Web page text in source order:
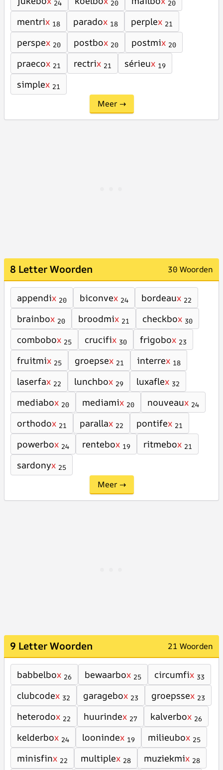
24 20 20
mentrix 18 paradox 18 perplex 21
perspex 20 postbox 20 postmix 20
praecox 21 rectrix 21 sérieux 19
simplex 21
Meer →
8 Letter Woorden 30 Woorden
appendix 20 biconvex 24 bordeaux 22
brainbox 20 broodmix 21 checkbox 30
combobox 25 crucifix 30 frigobox 23
fruitmix 25 groepsex 21 interrex 18
laserfax 22 lunchbox 29 luxaflex 32
mediabox 20 mediamix 20 nouveaux 24
orthodox 21 parallax 22 pontifex 21
powerbox 24 rentebox 19 ritmebox 21
sardonyx 25
Meer →
9 Letter Woorden 21 Woorden
babbelbox 26 bewaarbox 25 circumfix 33
clubcodex 32 garagebox 23 groepssex 23
heterodox 22 huurindex 27 kalverbox 26
kelderbox 24 loonindex 19 milieubox 25
minisfinx 22 multiplex 28 muziekmix 28